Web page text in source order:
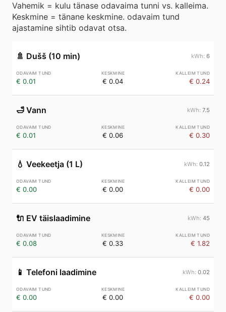
Vahemik = kulu tänase odavaima tunni vs. kalleima.
Keskmine = tänane keskmine. odavaim tund
ajastamine sihtib odavat otsa.
🚿 Dušš (10 min) 6
€ 0.01 € 0.04 € 0.24
🛁 Vann 7.5
€ 0.01 € 0.06 € 0.30
💧 Veekeetja (1 L) 0.12
€ 0.00 € 0.00 € 0.00
🔌 EV täislaadimine 45
€ 0.08 € 0.33 € 1.82
📱 Telefoni laadimine 0.02
€ 0.00 € 0.00 € 0.00